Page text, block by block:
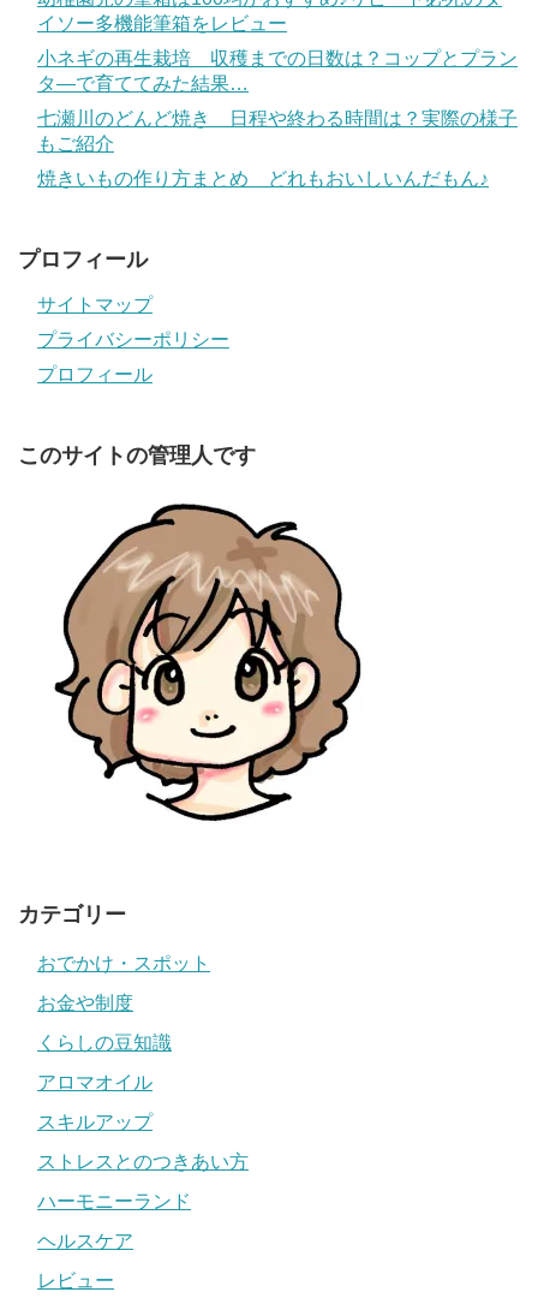
イソー多機能筆箱をレビュー
小ネギの再生栽培 収穫までの日数は？コップとプラン
タ―で育ててみた結果…
七瀬川のどんど焼き 日程や終わる時間は？実際の様子
もご紹介
焼きいもの作り方まとめ どれもおいしいんだもん♪
プロフィール
サイトマップ
プライバシーポリシー
プロフィール
このサイトの管理人です
カテゴリー
おでかけ・スポット
お金や制度
くらしの豆知識
アロマオイル
スキルアップ
ストレスとのつきあい方
ハーモニーランド
ヘルスケア
レビュー